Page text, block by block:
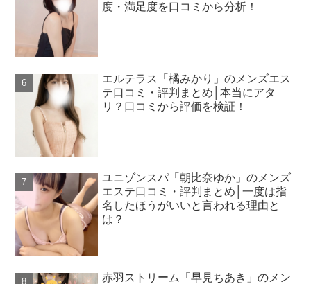
度・満足度を口コミから分析！
エルテラス「橘みかり」のメンズエス
テ口コミ・評判まとめ│本当にアタ
リ？口コミから評価を検証！
ユニゾンスパ「朝比奈ゆか」のメンズ
エステ口コミ・評判まとめ│一度は指
名したほうがいいと言われる理由と
は？
赤羽ストリーム「早見ちあき」のメン